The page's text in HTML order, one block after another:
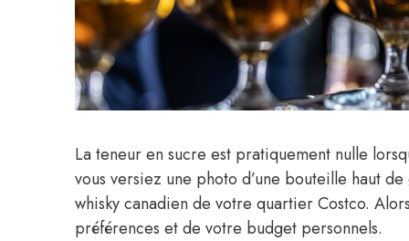
La teneur en sucre est pratiquement nulle
vous versiez une photo d’une bouteille haut
whisky canadien de votre quartier Costco.
préférences et de votre budget personnels.